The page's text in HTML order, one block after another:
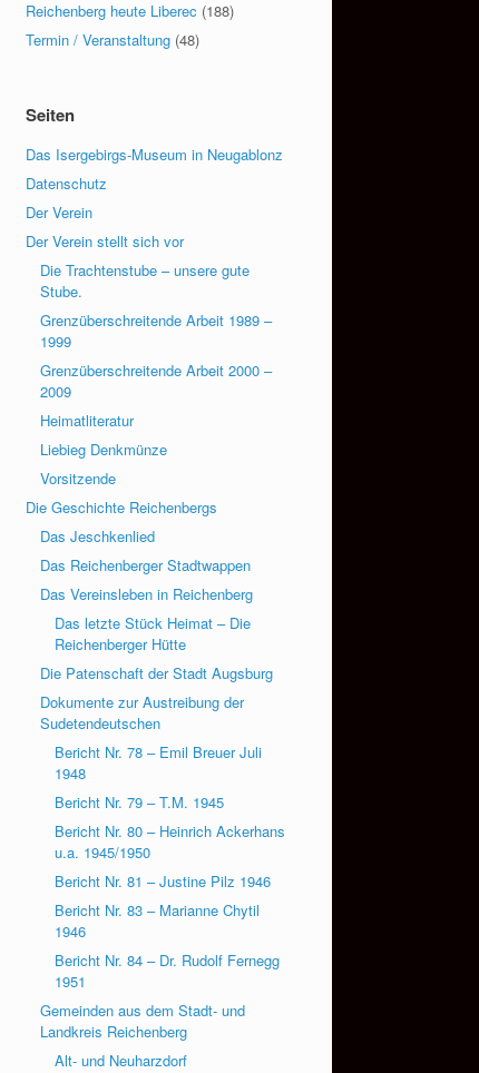
Reichenberg heute Liberec (188)
Termin / Veranstaltung (48)
Seiten
Das Isergebirgs-Museum in Neugablonz
Datenschutz
Der Verein
Der Verein stellt sich vor
Die Trachtenstube – unsere gute
Stube.
Grenzüberschreitende Arbeit 1989 –
1999
Grenzüberschreitende Arbeit 2000 –
2009
Heimatliteratur
Liebieg Denkmünze
Vorsitzende
Die Geschichte Reichenbergs
Das Jeschkenlied
Das Reichenberger Stadtwappen
Das Vereinsleben in Reichenberg
Das letzte Stück Heimat – Die
Reichenberger Hütte
Die Patenschaft der Stadt Augsburg
Dokumente zur Austreibung der
Sudetendeutschen
Bericht Nr. 78 – Emil Breuer Juli
1948
Bericht Nr. 79 – T.M. 1945
Bericht Nr. 80 – Heinrich Ackerhans
u.a. 1945/1950
Bericht Nr. 81 – Justine Pilz 1946
Bericht Nr. 83 – Marianne Chytil
1946
Bericht Nr. 84 – Dr. Rudolf Fernegg
1951
Gemeinden aus dem Stadt- und
Landkreis Reichenberg
Alt- und Neuharzdorf